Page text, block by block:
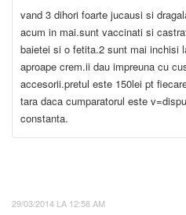
vand 3 dihori foarte jucausi si
acum in mai.sunt vaccinati si
baietei si o fetita.2 sunt mai inchisi
aproape crem.ii dau impreuna cu
accesorii.pretul este 150lei pt
tara daca cumparatorul este
constanta.
29/03/2014 LA 12:58 AM